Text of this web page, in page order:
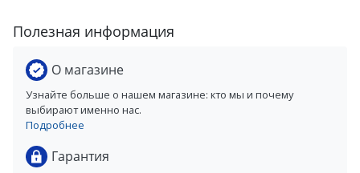
Полезная информация
О магазине
Узнайте больше о нашем магазине: кто мы и почему
выбирают именно нас.
Подробнее
Гарантия